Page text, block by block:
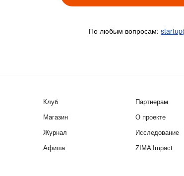
По любым вопросам:
Клуб
Магазин
Журнал
Афиша
Партнерам
О проекте
Исследование
ZIMA Impact